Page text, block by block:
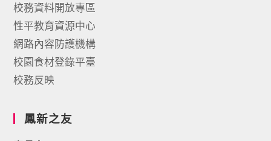
校務資料開放專區
性平教育資源中心
網路內容防護機構
校園食材登錄平臺
校務反映
鳳新之友